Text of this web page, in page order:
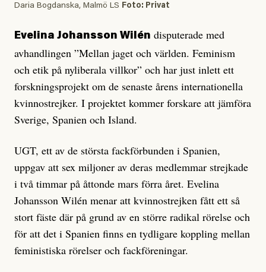
Daria Bogdanska, Malmö LS Foto: Privat
Evelina Johansson Wilén disputerade med
avhandlingen ”Mellan jaget och världen. Feminism
och etik på nyliberala villkor” och har just inlett ett
forskningsprojekt om de senaste årens internationella
kvinnostrejker. I projektet kommer forskare att jämföra
Sverige, Spanien och Island.
UGT, ett av de största fackförbunden i Spanien,
uppgav att sex miljoner av deras medlemmar strejkade
i två timmar på åttonde mars förra året. Evelina
Johansson Wilén menar att kvinnostrejken fått ett så
stort fäste där på grund av en större radikal rörelse och
för att det i Spanien finns en tydligare koppling mellan
feministiska rörelser och fackföreningar.